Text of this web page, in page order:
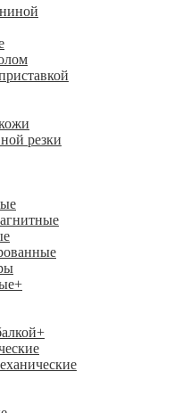
резки
+
+